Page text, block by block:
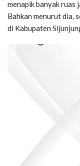
menapik banyak ruas
Bahkan menurut dia,
di Kabupaten